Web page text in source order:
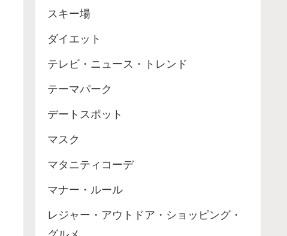
スキー場
ダイエット
テレビ・ニュース・トレンド
テーマパーク
デートスポット
マスク
マタニティコーデ
マナー・ルール
レジャー・アウトドア・ショッピング・